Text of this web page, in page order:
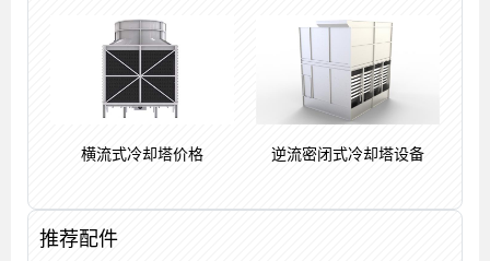
横流式冷却塔价格 逆流密闭式冷却塔设备
推荐配件